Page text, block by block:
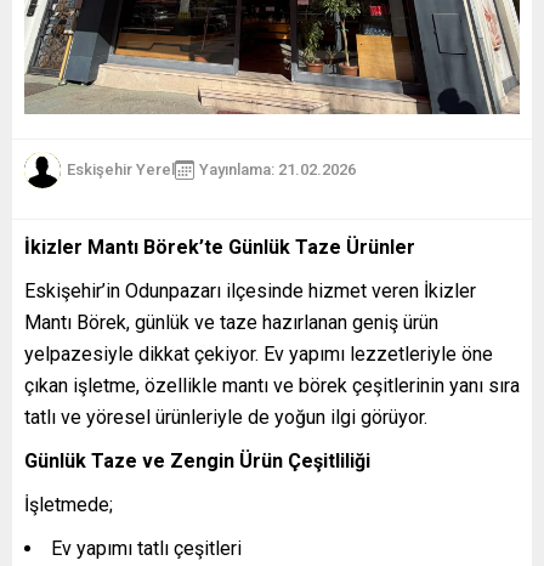
Eskişehir Yerel Yayınlama: 21.02.2026
İkizler Mantı Börek’te Günlük Taze Ürünler
Eskişehir’in Odunpazarı ilçesinde hizmet veren İkizler
Mantı Börek, günlük ve taze hazırlanan geniş ürün
yelpazesiyle dikkat çekiyor. Ev yapımı lezzetleriyle öne
çıkan işletme, özellikle mantı ve börek çeşitlerinin yanı sıra
tatlı ve yöresel ürünleriyle de yoğun ilgi görüyor.
Günlük Taze ve Zengin Ürün Çeşitliliği
İşletmede;
Ev yapımı tatlı çeşitleri